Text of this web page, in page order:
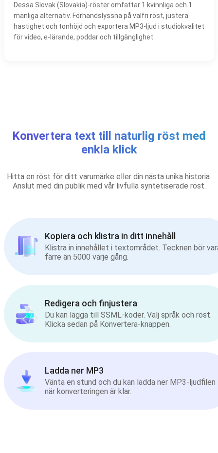
Dessa Slovak (Slovakia)-röster omfattar 1 kvinnliga och 1
manliga alternativ. Förhandslyssna på valfri röst, justera
hastighet och tonhöjd och exportera MP3-ljud i studiokvalitet
för video, e-lärande, poddar och tillgänglighet.
Konvertera text till naturlig röst med
enkla klick
Hitta en röst för ditt varumärke eller din nästa unika historia.
Anslut med din publik med vår livfulla syntetiserade röst.
Kopiera och klistra in ditt innehåll
Klistra in innehållet i textområdet. Tecknen bör
färre än 5000 varje gång.
Redigera och finjustera
Du kan lägga till SSML-koder. Välj språk och röst.
Klicka sedan på Konvertera-knappen.
Ladda ner MP3
Vänta en stund och du kan ladda ner MP3-ljudfilen
när konverteringen är klar.